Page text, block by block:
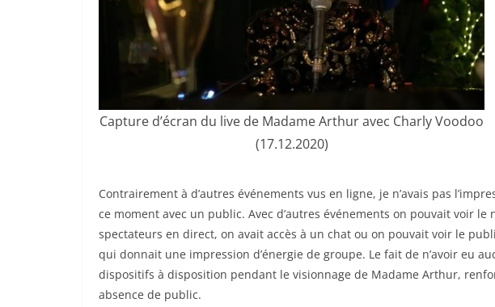
Capture d’écran du live de Madame Arthur avec Charly Voodoo
(17.12.2020)
Contrairement à d’autres événements vus en ligne, je n’avais pas
ce moment avec un public. Avec d’autres événements on pouvait voir le
spectateurs en direct, on avait accès à un chat ou on pouvait voir le
qui donnait une impression d’énergie de groupe. Le fait de n’avoir eu
dispositifs à disposition pendant le visionnage de Madame Arthur,
absence de public.